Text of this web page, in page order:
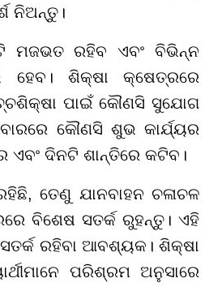
ନିଅନ୍ତୁ।
ମଜଭତ ରହିବ ଏବଂ ବିଭିନ୍ନ
ହେବ। ଶିକ୍ଷା କ୍ଷେତ୍ରରେ
ପାଇଁ କୌଣସି ସୁଯୋଗ
କୌଣସି ଶୁଭ କାର୍ଯ୍ୟର
ଏବଂ ଦିନଟି ଶାନ୍ତିରେ କଟିବ।
ତେଣୁ ଯାନବାହନ ଚଳାଚଳ
ବିଶେଷ ସତର୍କ ରୁହନ୍ତୁ। ଏହି
ସତର୍କ ରହିବା ଆବଶ୍ୟକ। ଶିକ୍ଷା
ପରିଶ୍ରମ ଅନୁସାରେ